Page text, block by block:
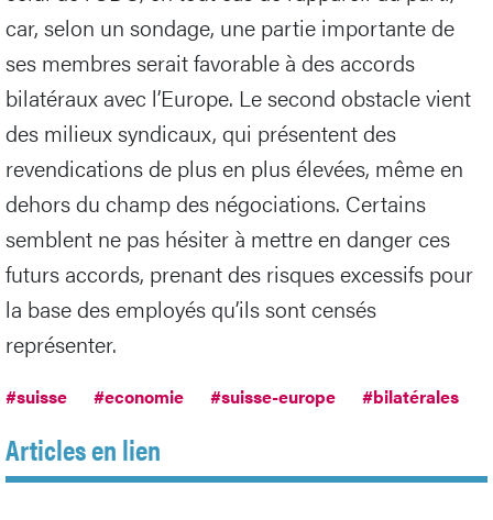
car, selon un sondage, une partie importante de
ses membres serait favorable à des accords
bilatéraux avec l’Europe. Le second obstacle vient
des milieux syndicaux, qui présentent des
revendications de plus en plus élevées, même en
dehors du champ des négociations. Certains
semblent ne pas hésiter à mettre en danger ces
futurs accords, prenant des risques excessifs pour
la base des employés qu’ils sont censés
représenter.
#suisse #economie #suisse-europe #bilatérales
Articles en lien